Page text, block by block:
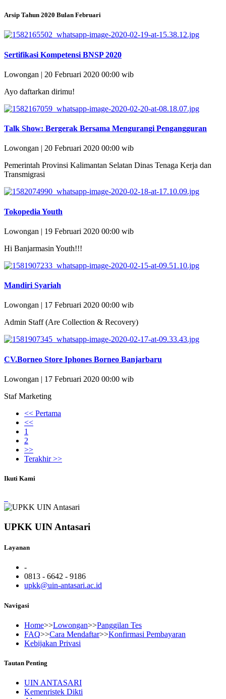
Arsip Tahun 2020 Bulan Februari
Sertifikasi Kompetensi BNSP 2020
Lowongan | 20 Februari 2020 00:00 wib
Ayo daftarkan dirimu!
Talk Show: Bergerak Bersama Mengurangi Pengangguran
Lowongan | 20 Februari 2020 00:00 wib
Pemerintah Provinsi Kalimantan Selatan Dinas Tenaga Kerja dan
Transmigrasi
Tokopedia Youth
Lowongan | 19 Februari 2020 00:00 wib
Hi Banjarmasin Youth!!!
Mandiri Syariah
Lowongan | 17 Februari 2020 00:00 wib
Admin Staff (Are Collection & Recovery)
CV.Borneo Store Iphones Borneo Banjarbaru
Lowongan | 17 Februari 2020 00:00 wib
Staf Marketing
<< Pertama
<<
1
2
>>
Terakhir >>
Ikuti Kami
UPKK UIN Antasari
Layanan
-
0813 - 6642 - 9186
upkk@uin-antasari.ac.id
Navigasi
Home>>Lowongan>>Panggilan Tes
FAQ>>Cara Mendaftar>>Konfirmasi Pembayaran
Kebijakan Privasi
Tautan Penting
UIN ANTASARI
Kemenristek Dikti